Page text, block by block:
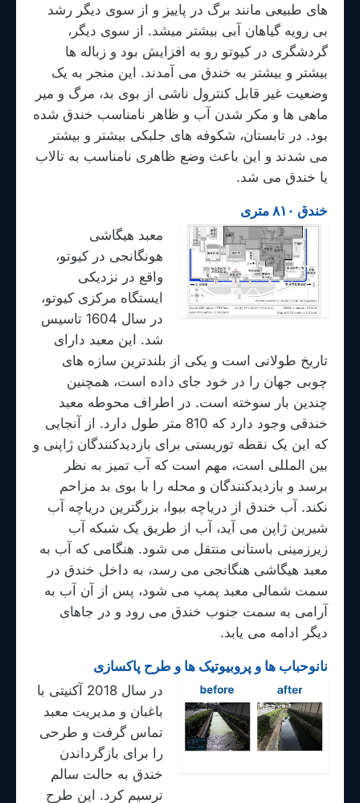
های طبیعی مانند برگ در پاییز و از سوی دیگر رشد
بی رویه گیاهان آبی بیشتر میشد. از سوی دیگر،
گردشگری در کیوتو رو به افزایش بود و زباله ها
بیشتر و بیشتر به خندق می آمدند. این منجر به یک
وضعیت غیر قابل کنترول ناشی از بوی بد، مرگ و میر
ماهی ها و مکر شدن آب و ظاهر نامناسب خندق شده
بود. در تابستان، شکوفه های جلبکی بیشتر و بیشتر
می شدند و این باعث وضع ظاهری نامناسب به تالاب
یا خندق می شد.
خندق ۸۱۰ متری
معبد هیگاشی
هونگانجی در کیوتو،
واقع در نزدیکی
ایستگاه مرکزی کیوتو،
در سال 1604 تاسیس
شد. این معبد دارای
تاریخ طولانی است و یکی از بلندترین سازه های
چوبی جهان را در خود جای داده است، همچنین
چندین بار سوخته است. در اطراف محوطه معبد
خندقی وجود دارد که 810 متر طول دارد. از آنجایی
که این یک نقطه توریستی برای بازدیدکنندگان ژاپنی و
بین المللی است، مهم است که آب تمیز به نظر
برسد و بازدیدکنندگان و محله را با بوی بد مزاحم
نکند. آب خندق از دریاچه بیوا، بزرگترین دریاچه آب
شیرین ژاپن می آید، آب از طریق یک شبکه آب
زیرزمینی باستانی منتقل می شود. هنگامی که آب به
معبد هیگاشی هنگانجی می رسد، به داخل خندق در
سمت شمالی معبد پمپ می شود، پس از آن آب به
آرامی به سمت جنوب خندق می رود و در جاهای
دیگر ادامه می یابد.
نانوحباب ها و پروبیوتیک ها و طرح پاکسازی
در سال 2018 آکنیتی با
باغبان و مدیریت معبد
تماس گرفت و طرحی
را برای بازگرداندن
خندق به حالت سالم
ترسیم کرد. این طرح